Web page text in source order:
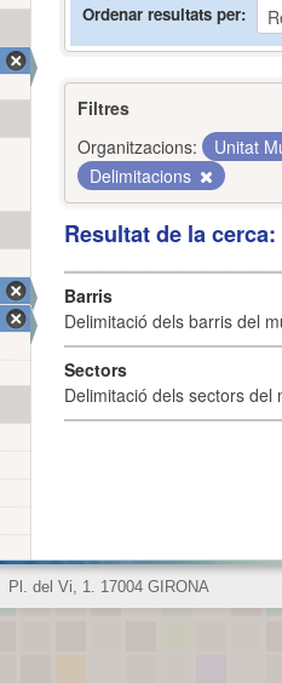
Ordenar resultats per
Filtres
Organitzacions:
Unitat
Delimitacions
Resultat de la
Barris
Delimitació dels barris del
Sectors
Delimitació dels sectors del
Pl. del Vi, 1. 17004 GIRONA